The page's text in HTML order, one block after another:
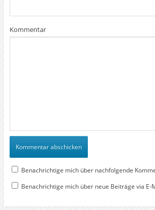
Kommentar
Benachrichtige mich über nachfolgende
Benachrichtige mich über neue Beiträge via E-